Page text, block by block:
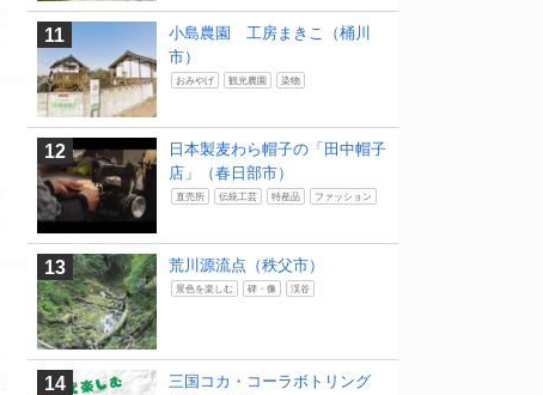
小島農園 工房まきこ（桶川
市）
おみやげ 観光農園 染物
日本製麦わら帽子の「田中帽子
店」（春日部市）
直売所 伝統工芸 特産品 ファッション
荒川源流点（秩父市）
景色を楽しむ 碑・像 渓谷
三国コカ・コーラボトリング